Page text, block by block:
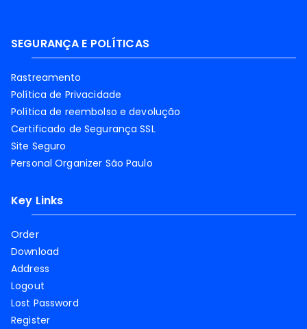
SEGURANÇA E POLÍTICAS
Rastreamento
Política de Privacidade
Política de reembolso e devolução
Certificado de Segurança SSL
Site Seguro
Personal Organizer São Paulo
Key Links
Order
Download
Address
Logout
Lost Password
Register